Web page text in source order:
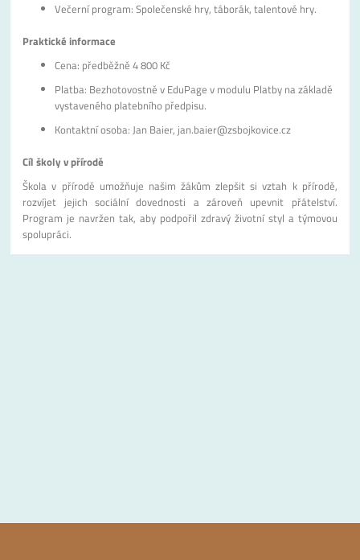
Večerní program: Společenské hry, táborák, talentové hry.
Praktické informace
Cena: předběžně 4 800 Kč
Platba: Bezhotovostně v EduPage v modulu Platby na základě
vystaveného platebního předpisu.
Kontaktní osoba: Jan Baier, jan.baier@zsbojkovice.cz
Cíl školy v přírodě
Škola v přírodě umožňuje našim žákům zlepšit si vztah k přírodě,
rozvíjet jejich sociální dovednosti a zároveň upevnit přátelství.
Program je navržen tak, aby podpořil zdravý životní styl a týmovou
spolupráci.